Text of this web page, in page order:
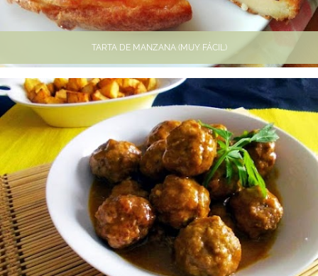
TARTA DE MANZANA (MUY FÁCIL)